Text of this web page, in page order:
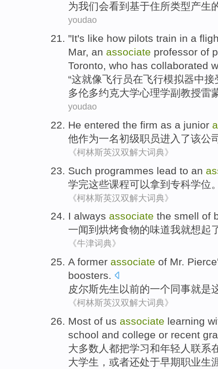
为我们会看到 基于住所类型产生
youdao
"It's like how pilots train in a
Mar, an associate professor of
Toronto, who has collaborated
“这就像飞行员在飞行模拟器中接
多伦多约克大学心理学副教授雷
youdao
He entered the firm as a junior
他作为一名初级职员进入了该公
《柯林斯英汉双解大词典》
Such programmes lead to an
学完这些课程可以拿到专科学位
《柯林斯英汉双解大词典》
I always associate the smell of
一闻到 烘烤食物的味道我就想起
《牛津词典》
A former associate of Mr. Pierce
boosters.
皮尔斯先生 以前的一个同事就是
《柯林斯英汉双解大词典》
Most of us associate learning
school and college or recent
大多数人都把学习和年轻人联
大学生，或者还处于早期职业生